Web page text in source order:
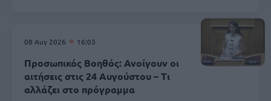
08 Αυγ 2026 16:03
Προσωπικός Βοηθός: Ανοίγουν οι
αιτήσεις στις 24 Αυγούστου – Τι
αλλάζει στο πρόγραμμα